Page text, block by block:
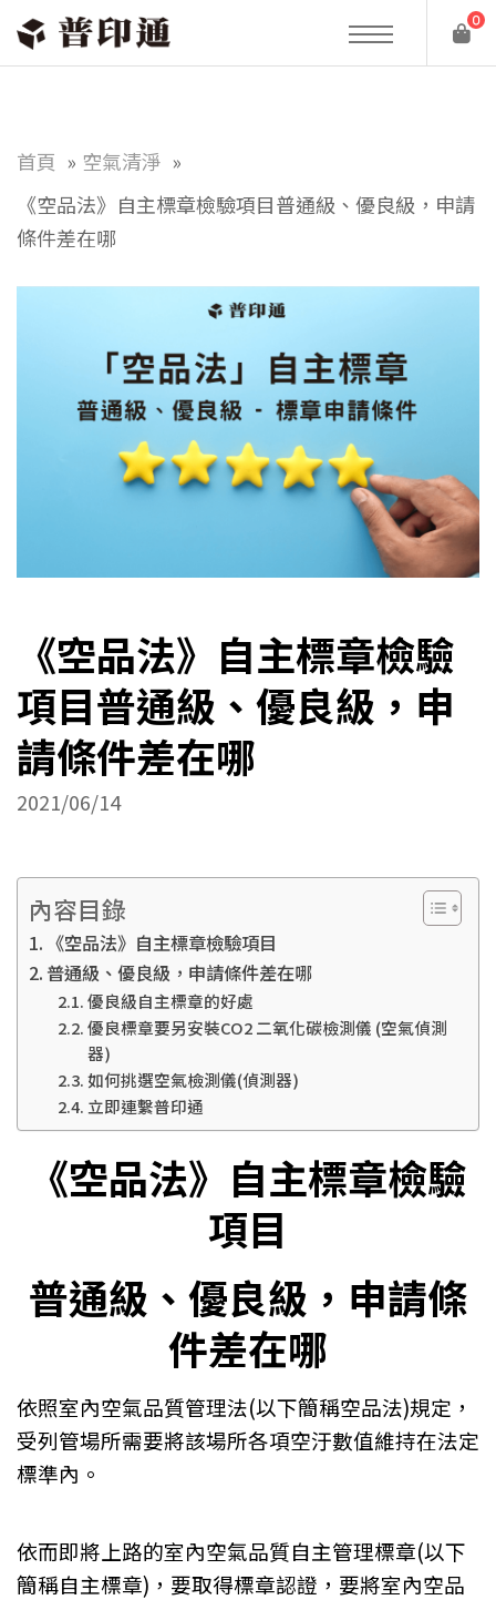
0
首頁
空氣清淨
《空品法》自主標章檢驗項目普通級、優良級，申請
條件差在哪
《空品法》自主標章檢驗
項目普通級、優良級，申
請條件差在哪
2021/06/14
內容目錄
《空品法》自主標章檢驗項目
普通級、優良級，申請條件差在哪
優良級自主標章的好處
優良標章要另安裝CO2 二氧化碳檢測儀 (空氣偵測
器)
如何挑選空氣檢測儀(偵測器)
立即連繫普印通
《空品法》自主標章檢驗
項目
普通級、優良級，申請條
件差在哪
依照室內空氣品質管理法(以下簡稱空品法)規定，
受列管場所需要將該場所各項空汙數值維持在法定
標準內。
依而即將上路的室內空氣品質自主管理標章(以下
簡稱自主標章)，要取得標章認證，要將室內空品